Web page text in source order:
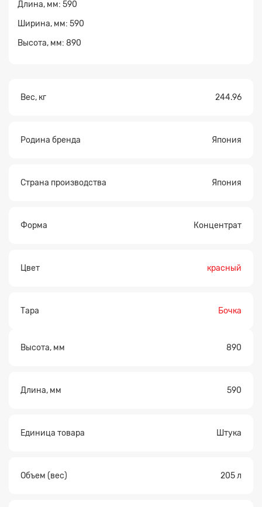
Длина, мм: 590
Ширина, мм: 590
Высота, мм: 890
Вес, кг 244.96
Родина бренда Япония
Страна производства Япония
Форма Концентрат
Цвет красный
Тара Бочка
Высота, мм 890
Длина, мм 590
Единица товара Штука
Объем (вес) 205 л